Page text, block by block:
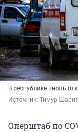
В республике вновь
Источник: Тимур
Оперштаб по